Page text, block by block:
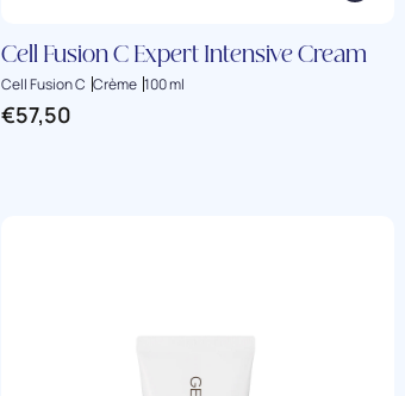
Cell Fusion C Expert Intensive Cream
Cell Fusion C Crème 100 ml
€57,50